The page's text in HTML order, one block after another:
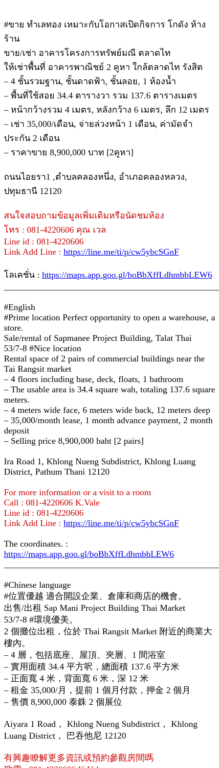
#ขาย ทำเลทอง เหมาะกับโอกาสเปิดกิจการ โกดัง ห้าง
ร้าน
ขาย/เช่า อาคารโครงการทรัพย์มณี ตลาดไท
ให้เช่าพื้นที่ อาคารพาณิชย์ 2 คูหา ใกล้ตลาดไท รังสิต
– 4 ชั้นรวมฐาน, ชั้นดาดฟ้า, ชั้นลอย, 1 ห้องน้ำ
– พื้นที่ใช้สอย 34.4 ตารางวา รวม 137.6 ตารางเมตร
– หน้ากว้างรวม 4 เมตร, หลังกว้าง 6 เมตร, ลึก 12 เมตร
– เช่า 35,000/เดือน, จ่ายล่วงหน้า 1 เดือน, ค่ามัดจำ
ประกัน 2 เดือน
– ราคาขาย 8,900,000 บาท [2คูหา]
ถนนไอยรา1 ,ตำบลคลองหนึ่ง, อำเภอคลองหลวง,
ปทุมธานี 12120
สนใจสอบถามข้อมูลเพิ่มเติมหรือนัดชมห้อง
โทร : 081-4220606 คุณ เวล
Line id : 081-4220606
Link Add Line : https://line.me/ti/p/cw5ybcSGnF
โลเคชั่น : https://maps.app.goo.gl/boBbXffLdhmbbLEW6
#English
#Prime location Perfect opportunity to open a warehouse, a
store.
Sale/rental of Sapmanee Project Building, Talat Thai
53/7-8 #Nice location
Rental space of 2 pairs of commercial buildings near the
Tai Rangsit market
– 4 floors including base, deck, floats, 1 bathroom
– The usable area is 34.4 square wah, totaling 137.6 square
meters.
– 4 meters wide face, 6 meters wide back, 12 meters deep
– 35,000/month lease, 1 month advance payment, 2 month
deposit
– Selling price 8,900,000 baht [2 pairs]
Ira Road 1, Khlong Nueng Subdistrict, Khlong Luang
District, Pathum Thani 12120
For more information or a visit to a room
Call : 081-4220606 K.Vale
Line id : 081-4220606
Link Add Line : https://line.me/ti/p/cw5ybcSGnF
The coordinates. :
https://maps.app.goo.gl/boBbXffLdhmbbLEW6
#Chinese language
#位置優越 適合開設企業、倉庫和商店的機會。
出售/出租 Sap Mani Project Building Thai Market
53/7-8 #環境優美。
2 個攤位出租，位於 Thai Rangsit Market 附近的商業大
樓內。
– 4 層，包括底座、屋頂、夾層、1 間浴室
– 實用面積 34.4 平方呎，總面積 137.6 平方米
– 正面寬 4 米，背面寬 6 米，深 12 米
– 租金 35,000/月，提前 1 個月付款，押金 2 個月
– 售價 8,900,000 泰銖 2 個展位
Aiyara 1 Road， Khlong Nueng Subdistrict， Khlong
Luang District， 巴吞他尼 12120
有興趣瞭解更多資訊或預約參觀房間嗎